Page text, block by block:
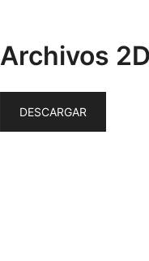
Archivos
DESCARGAR